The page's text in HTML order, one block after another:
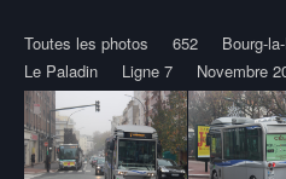
Toutes les photos 652 Bourg-
Le Paladin
Ligne 7 Novembre